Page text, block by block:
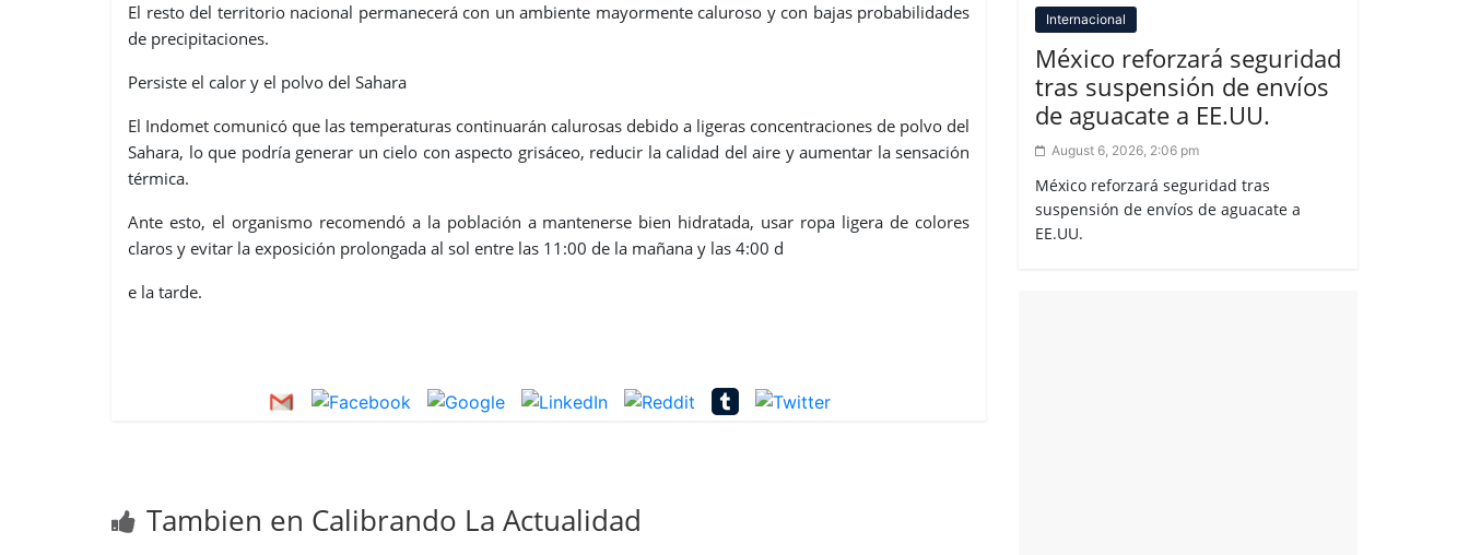
El resto del territorio nacional permanecerá con un ambiente mayormente caluroso y con bajas probabilidades
de precipitaciones.
Persiste el calor y el polvo del Sahara
El Indomet comunicó que las temperaturas continuarán calurosas debido a ligeras concentraciones de polvo del
Sahara, lo que podría generar un cielo con aspecto grisáceo, reducir la calidad del aire y aumentar la sensación
térmica.
Ante esto, el organismo recomendó a la población a mantenerse bien hidratada, usar ropa ligera de colores
claros y evitar la exposición prolongada al sol entre las 11:00 de la mañana y las 4:00 d
e la tarde.
Tambien en Calibrando La Actualidad
Internacional
México reforzará seguridad
tras suspensión de envíos
de aguacate a EE.UU.
August 6, 2026, 2:06 pm
México reforzará seguridad tras
suspensión de envíos de aguacate a
EE.UU.